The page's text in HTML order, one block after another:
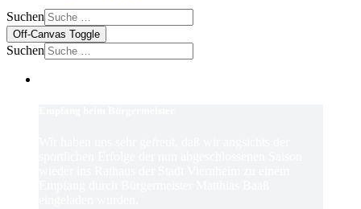
Suchen
Off-Canvas Toggle
Suchen